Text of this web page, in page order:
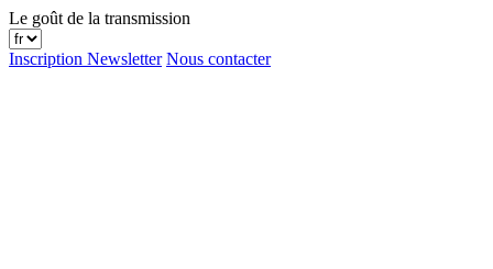
Le goût de la transmission
Inscription Newsletter Nous contacter